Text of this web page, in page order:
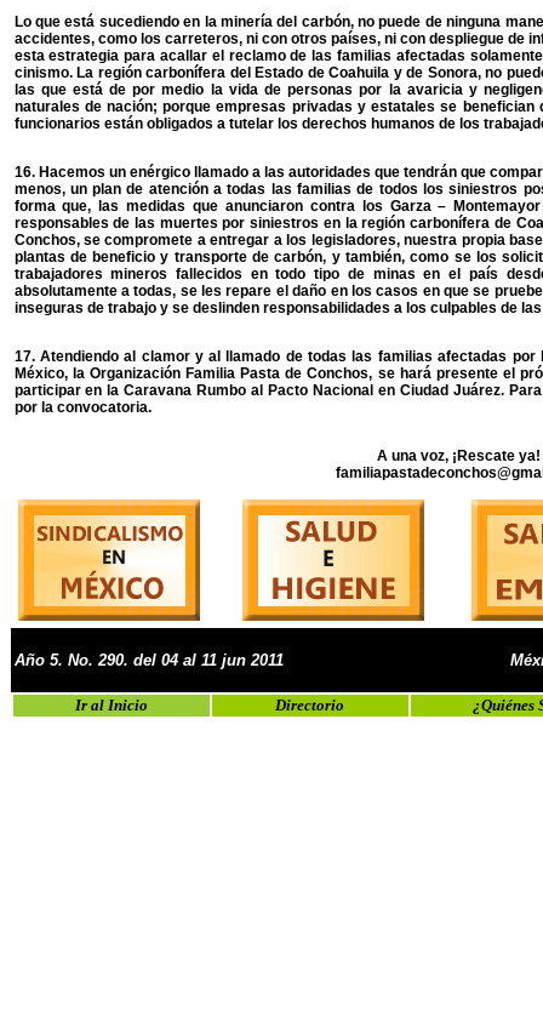
Lo que está sucediendo en la minería del carbón, no puede de ninguna
accidentes, como los carreteros, ni con otros países, ni con despliegue de
esta estrategia para acallar el reclamo de las familias afectadas
cinismo. La región carbonífera del Estado de Coahuila y de Sonora, no
las que está de por medio la vida de personas por la avaricia y
naturales de nación; porque empresas privadas y estatales se
funcionarios están obligados a tutelar los derechos humanos de los
16. Hacemos un enérgico llamado a las autoridades que tendrán que
menos, un plan de atención a todas las familias de todos los siniestros
forma que, las medidas que anunciaron contra los Garza –
responsables de las muertes por siniestros en la región carbonífera de
Conchos, se compromete a entregar a los legisladores, nuestra propia
plantas de beneficio y transporte de carbón, y también, como se los
trabajadores mineros fallecidos en todo tipo de minas en el país
absolutamente a todas, se les repare el daño en los casos en que se
inseguras de trabajo y se deslinden responsabilidades a los culpables de
17. Atendiendo al clamor y al llamado de todas las familias afectadas
México, la Organización Familia Pasta de Conchos, se hará presente el
participar en la Caravana Rumbo al Pacto Nacional en Ciudad Juárez.
por la convocatoria.
A una voz, ¡Rescate ya!
Año 5. No. 290. del 04 al 11 jun 2011
Ir al Inicio Directorio ¿Quiénes